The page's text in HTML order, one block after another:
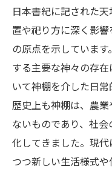
日本書紀に記された
置や祀り方に深く影
の原点を示していま
する主要な神々の存
いて神棚を介した日常
歴史上も神棚は、農
ないものであり、社
化してきました。現
つつ新しい生活様式